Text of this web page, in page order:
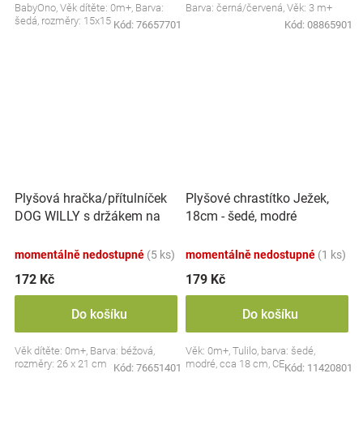
BabyOno, Věk dítěte: 0m+, Barva:
šedá, rozměry: 15x15 cm.
Kód: 76657701
Barva: černá/červená, Věk: 3 m+
Kód: 08865901
Plyšová hračka/přítulníček
DOG WILLY s držákem na
momentálně nedostupné (5 ks)
172 Kč
Do košíku
Věk dítěte: 0m+, Barva: béžová,
rozměry: 26 x 21 cm
Kód: 76651401
Plyšové chrastítko Ježek,
18cm - šedé, modré
momentálně nedostupné (1 ks)
179 Kč
Do košíku
Věk: 0m+, Tulilo, barva: šedé,
modré, cca 18 cm, CEKód: 11420801